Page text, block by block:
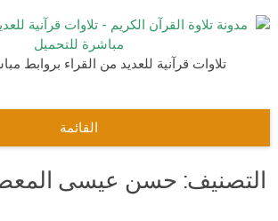
إلى
تلاوات قرآنية للعديد من القراء بروابط
القائمة
التصنيف: حسن عيسى